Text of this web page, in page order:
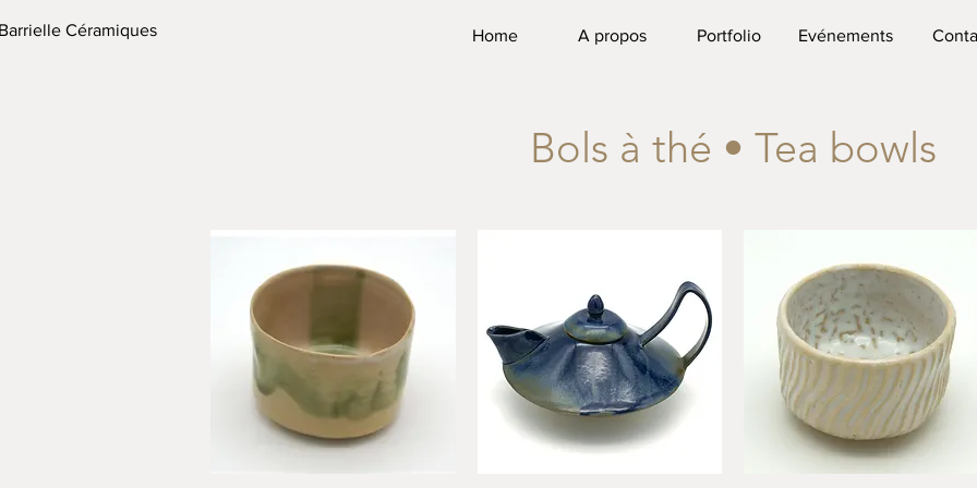
Céramiques Home A propos Portfolio Evénements
Bols à thé • Tea bowls